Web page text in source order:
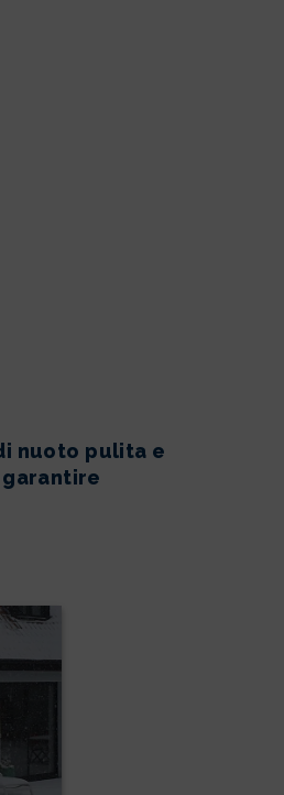
nuoto pulita e